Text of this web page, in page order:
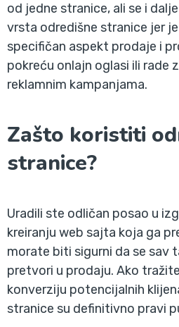
od jedne stranice, ali se i
vrsta odredišne stranice jer
specifičan aspekt prodaje i
pokreću onlajn oglasi ili rade
reklamnim kampanjama.
Zašto koristiti
stranice?
Uradili ste odličan posao u
kreiranju web sajta koja ga
morate biti sigurni da se sav
pretvori u prodaju. Ako
konverziju potencijalnih
stranice su definitivno pravi